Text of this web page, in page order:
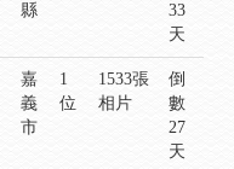
縣
33
天
嘉
義
市
1
位
1533張
相片
倒
數
27
天